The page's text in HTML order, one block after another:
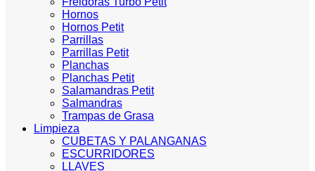
Hornos
Hornos Petit
Parrillas
Parrillas Petit
Planchas
Planchas Petit
Salamandras Petit
Salmandras
Trampas de Grasa
Limpieza
CUBETAS Y PALANGANAS
ESCURRIDORES
LLAVES